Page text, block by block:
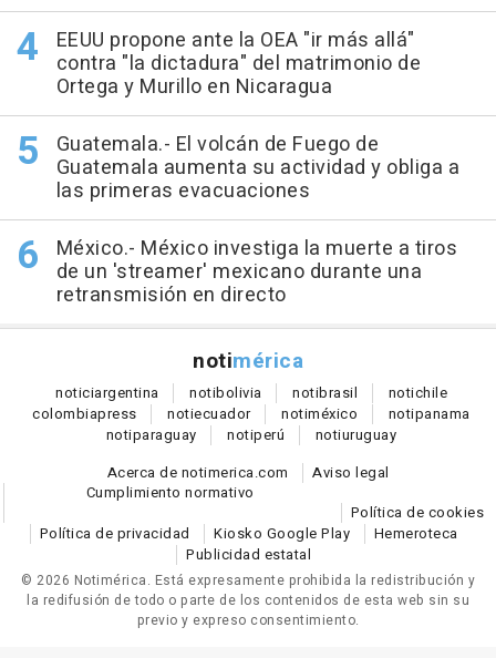
EEUU propone ante la OEA "ir más allá"
contra "la dictadura" del matrimonio de
Ortega y Murillo en Nicaragua
Guatemala.- El volcán de Fuego de
Guatemala aumenta su actividad y obliga a
las primeras evacuaciones
México.- México investiga la muerte a tiros
de un 'streamer' mexicano durante una
retransmisión en directo
notimérica
noticiargentina notibolivia notibrasil notichile
colombiapress notiecuador notiméxico notipanama
notiparaguay notiperú notiuruguay
Acerca de notimerica.com
Aviso legal
Cumplimiento normativo
Política de cookies
Política de privacidad
Kiosko Google Play
Hemeroteca
Publicidad estatal
© 2026 Notimérica. Está expresamente prohibida la redistribución y
la redifusión de todo o parte de los contenidos de esta web sin su
previo y expreso consentimiento.